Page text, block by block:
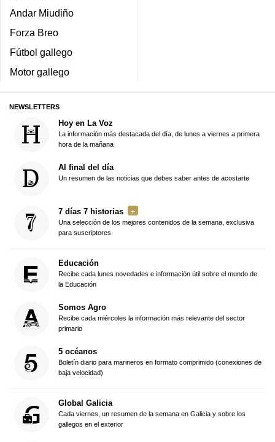
Andar Miudiño
Forza Breo
Fútbol gallego
Motor gallego
NEWSLETTERS
Hoy en La Voz
La información más destacada del día, de lunes a viernes a primera
hora de la mañana
Al final del día
Un resumen de las noticias que debes saber antes de acostarte
7 días 7 historias
Una selección de los mejores contenidos de la semana, exclusiva
para suscriptores
Educación
Recibe cada lunes novedades e información útil sobre el mundo de
la Educación
Somos Agro
Recibe cada miércoles la información más relevante del sector
primario
5 océanos
Boletín diario para marineros en formato comprimido (conexiones de
baja velocidad)
Global Galicia
Cada viernes, un resumen de la semana en Galicia y sobre los
gallegos en el exterior